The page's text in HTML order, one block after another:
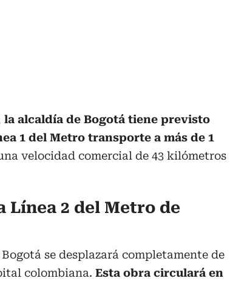
la alcaldía de Bogotá tiene previsto
1 del Metro transporte a más de 1
velocidad comercial de 43 kilómetros
Línea 2 del Metro de
se desplazará completamente de
colombiana. Esta obra circulará en